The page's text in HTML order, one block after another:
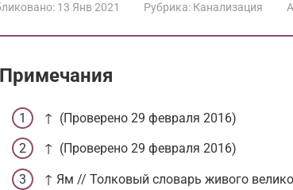
13 Янв 2021 Рубрика: Канализация
Примечания
↑ (Проверено 29 февраля 2016)
↑ (Проверено 29 февраля 2016)
↑ Ям // Толковый словарь живого